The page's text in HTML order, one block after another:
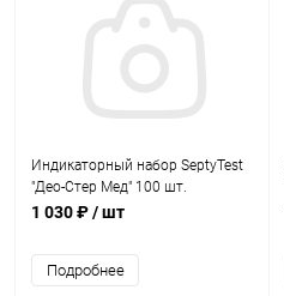
Индикаторный набор SeptyTest
"Део-Стер Мед" 100 шт.
1 030 ₽/ шт
Подробнее